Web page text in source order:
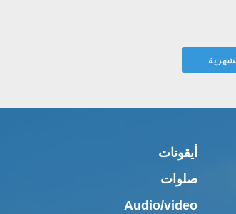
أيقونات
صلوات
Audio/video